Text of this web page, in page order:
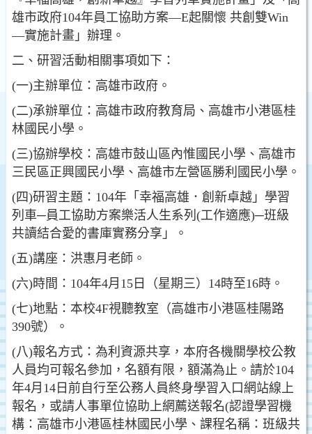
雄市政府104年員工協助方案—E起關懷 共創雙Win
—實施計畫」辦理。
二、研習活動相關事項如下：
(一)主辦單位：高雄市政府。
(二)承辦單位：高雄市政府教育局、高雄市小港區桂
林國民小學。
(三)協辦學校：高雄市鼓山區內惟國民小學、高雄市
三民區正興國民小學、高雄市左營區勝利國民小學。
(四)研習主題：104年「幸福高雄．創新卓越」學習
列車─員工協助方案樂活人生系列(工作適應)─班級
共讀結合愛的書庫實務分享」。
(五)講座：洪惠月老師。
(六)時間：104年4月15日（星期三）14時至16時。
(七)地點：本校4F視聽教室（高雄市小港區桂陽路
390號）。
(八)報名方式：為利資源共享，本府各機關學校公教
人員均可報名參加，名額有限，額滿為止。請於104
年4月14日前自行至公務人員終身學習入口網站線上
報名，或請人事單位協助上網薦送報名(認證學習機
構：高雄市小港區桂林國民小學、課程名稱：班級共